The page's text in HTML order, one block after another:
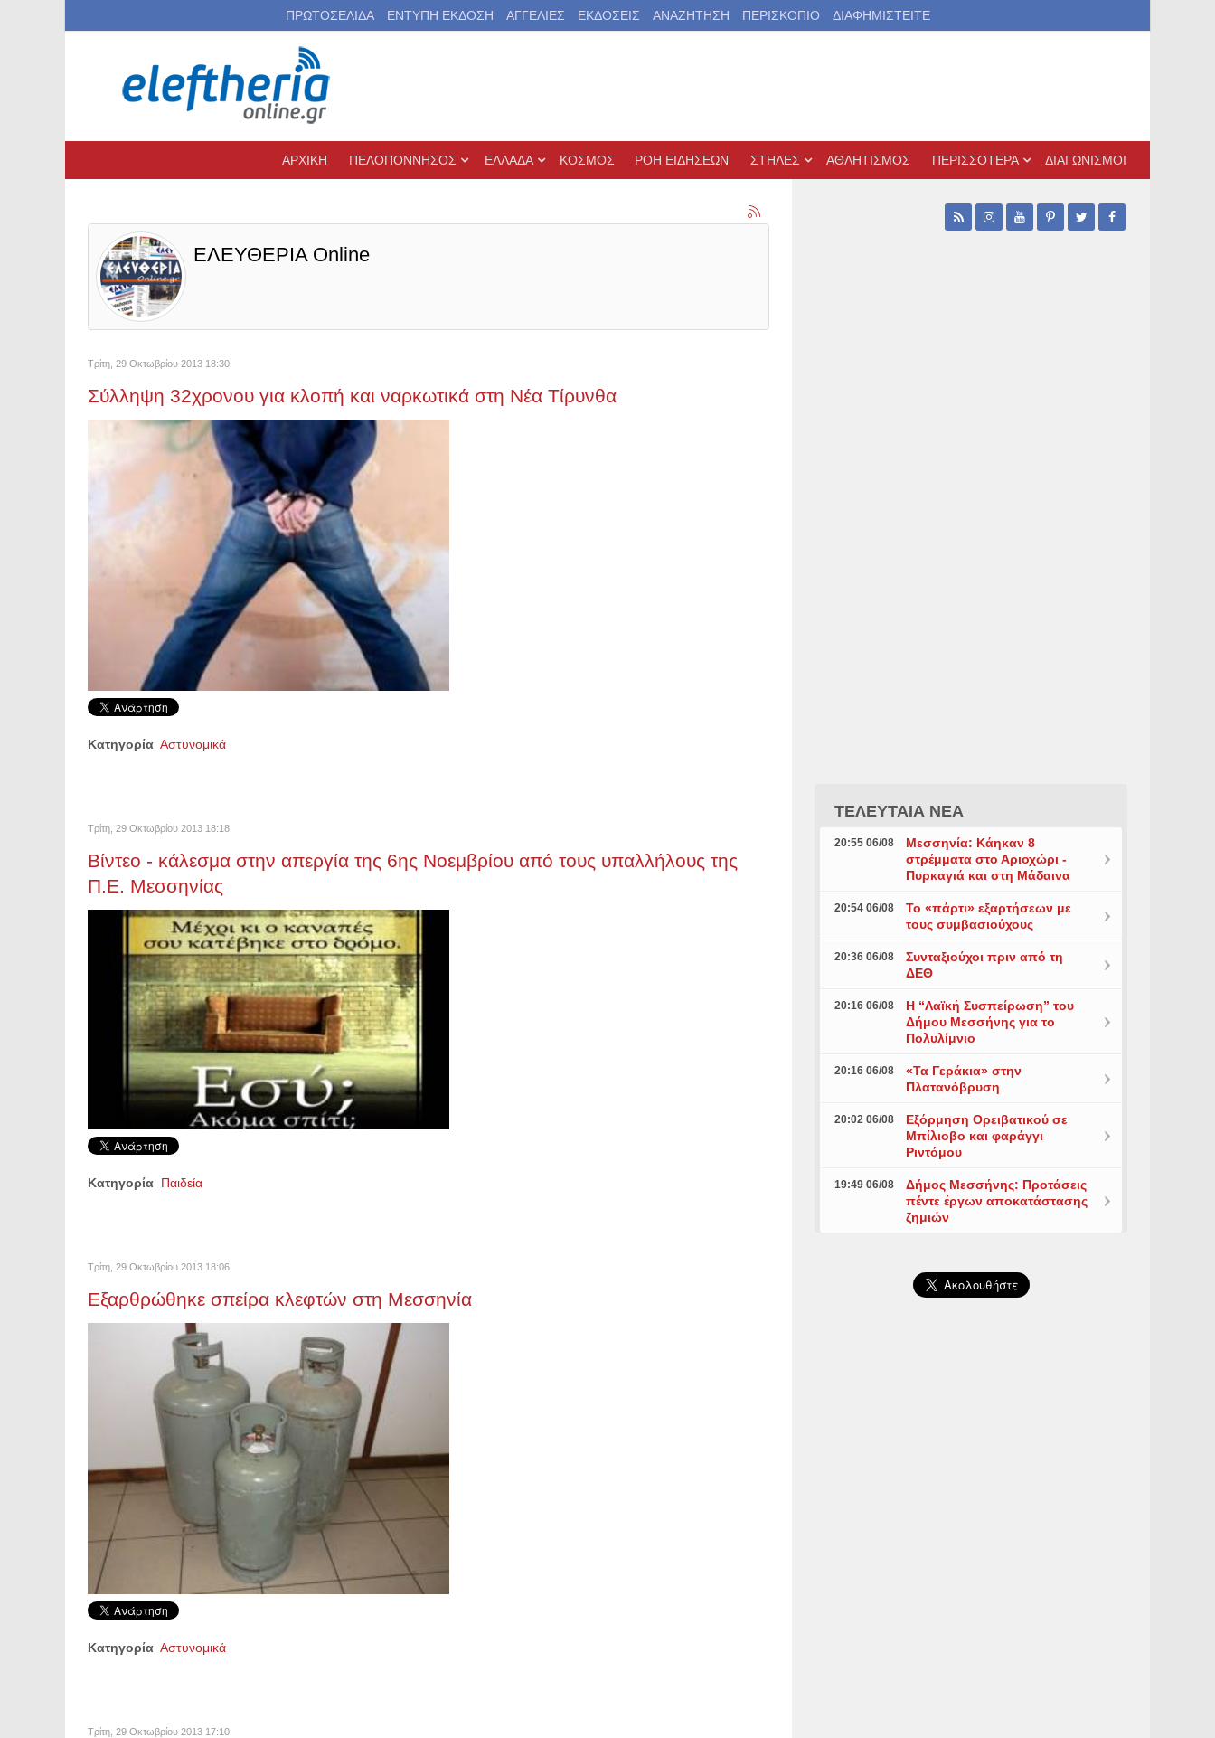
ΠΡΩΤΟΣΕΛΙΔΑ ΕΝΤΥΠΗ ΕΚΔΟΣΗ ΑΓΓΕΛΙΕΣ ΕΚΔΟΣΕΙΣ ΑΝΑΖΗΤΗΣΗ ΠΕΡΙΣΚΟΠΙΟ ΔΙΑΦΗΜΙΣΤΕΙΤΕ
ΑΡΧΙΚΗ ΠΕΛΟΠΟΝΝΗΣΟΣ ΕΛΛΑΔΑ ΚΟΣΜΟΣ ΡΟΗ ΕΙΔΗΣΕΩΝ ΣΤΗΛΕΣ ΑΘΛΗΤΙΣΜΟΣ ΠΕΡΙΣΣΟΤΕΡΑ ΔΙΑΓΩΝΙΣΜΟΙ
ΕΛΕΥΘΕΡΙΑ Online
Τρίτη, 29 Οκτωβρίου 2013 18:30
Σύλληψη 32χρονου για κλοπή και ναρκωτικά στη Νέα Τίρυνθα
Κατηγορία Αστυνομικά
Τρίτη, 29 Οκτωβρίου 2013 18:18
Βίντεο - κάλεσμα στην απεργία της 6ης Νοεμβρίου από τους υπαλλήλους της
Π.Ε. Μεσσηνίας
Κατηγορία Παιδεία
Τρίτη, 29 Οκτωβρίου 2013 18:06
Εξαρθρώθηκε σπείρα κλεφτών στη Μεσσηνία
Κατηγορία Αστυνομικά
Τρίτη, 29 Οκτωβρίου 2013 17:10
ΤΕΛΕΥΤΑΙΑ ΝΕΑ
20:55 06/08
Μεσσηνία: Κάηκαν 8
στρέμματα στο Αριοχώρι -
Πυρκαγιά και στη Μάδαινα
20:54 06/08
Το «πάρτι» εξαρτήσεων με
τους συμβασιούχους
20:36 06/08
Συνταξιούχοι πριν από τη
ΔΕΘ
20:16 06/08
Η “Λαϊκή Συσπείρωση” του
Δήμου Μεσσήνης για το
Πολυλίμνιο
20:16 06/08
«Τα Γεράκια» στην
Πλατανόβρυση
20:02 06/08
Εξόρμηση Ορειβατικού σε
Μπίλιοβο και φαράγγι
Ριντόμου
19:49 06/08
Δήμος Μεσσήνης: Προτάσεις
πέντε έργων αποκατάστασης
ζημιών